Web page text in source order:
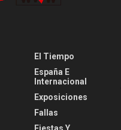
El Tiempo
España E
Internacional
Exposiciones
Fallas
Fiestas Y